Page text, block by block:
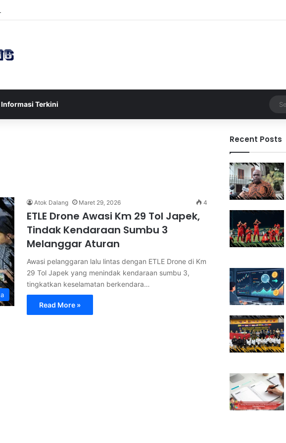
Informasi Terkini
Atok Dalang Maret 29, 2026 4
ETLE Drone Awasi Km 29 Tol Japek,
Tindak Kendaraan Sumbu 3
Melanggar Aturan
Awasi pelanggaran lalu lintas dengan ETLE Drone di Km
29 Tol Japek yang menindak kendaraan sumbu 3,
tingkatkan keselamatan berkendara…
Read More »
Recent Posts